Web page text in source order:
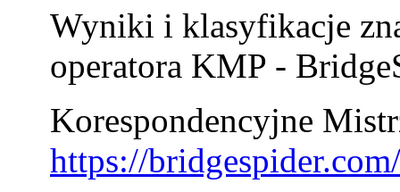
Wyniki i klasyfikacje
operatora KMP -
Korespondencyjne
https://